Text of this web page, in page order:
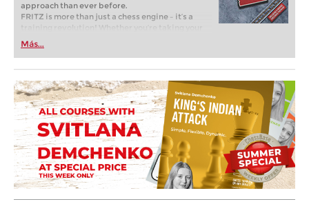
approach than ever before.
FRITZ is more than just a chess engine – it’s a
training revolution! Whether you’re taking your
first steps into the world of club chess, or already
playing at a tournament level: with FRITZ, you can
train more efficiently, intelligently and with a
more personalised approach than ever before.
Más...